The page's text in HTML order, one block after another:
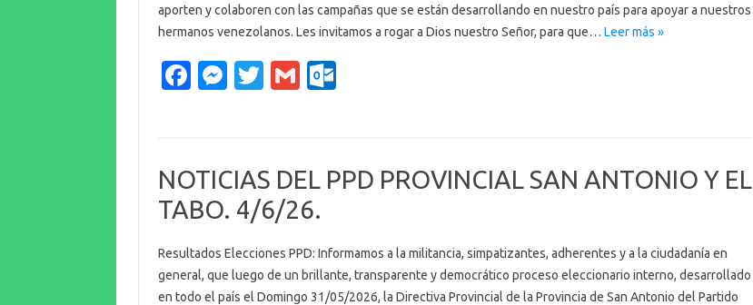
aporten y colaboren con las campañas que se están desarrollando en nuestro país para apoyar a nuestros
hermanos venezolanos. Les invitamos a rogar a Dios nuestro Señor, para que… Leer más »
Fa
b
o
o
k
M
n
g
er
T
te
r
G
o
k.
o
m
NOTICIAS DEL PPD PROVINCIAL SAN ANTONIO Y EL
TABO. 4/6/26.
Resultados Elecciones PPD: Informamos a la militancia, simpatizantes, adherentes y a la ciudadanía en
general, que luego de un brillante, transparente y democrático proceso eleccionario interno, desarrollado
en todo el país el Domingo 31/05/2026, la Directiva Provincial de la Provincia de San Antonio del Partido